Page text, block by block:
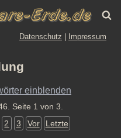
Datenschutz Impressum
einblenden
Seite 1 von 3.
2 3 Vor Letzte